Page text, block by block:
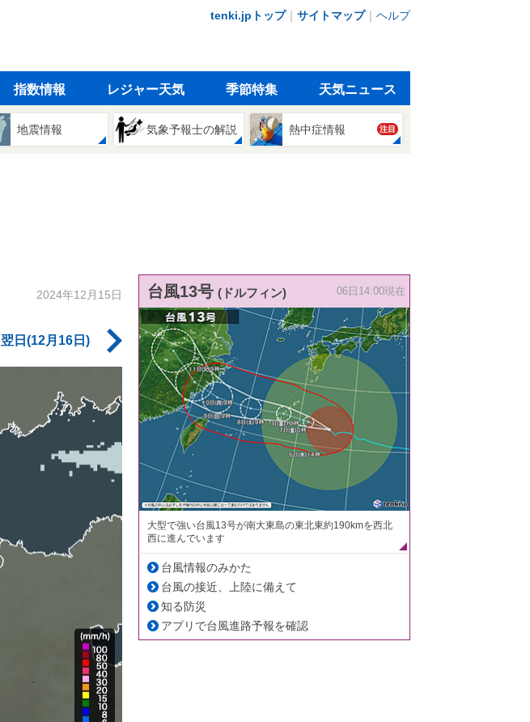
tenki.jpトップ｜ サイトマップ｜ ヘルプ
指数情報 レジャー天気 季節特集 天気ニュース
地震情報 気象予報士の解説 熱中症情報 注目
2024年12月15日
翌日(12月16日)
台風13号 (ドルフィン) 06日14:00現在
大型で強い台風13号が南大東島の東北東約190kmを西北
西に進んでいます
台風情報のみかた
台風の接近、上陸に備えて
知る防災
アプリで台風進路予報を確認